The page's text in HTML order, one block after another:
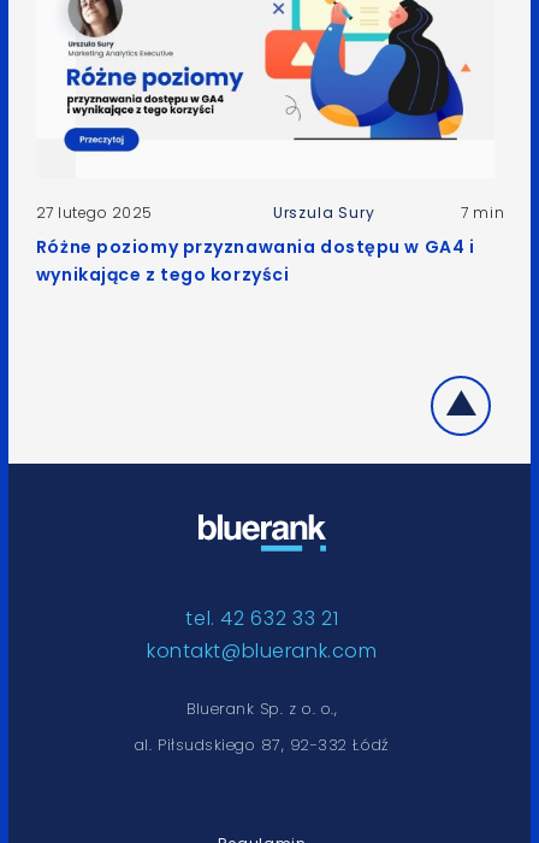
27 lutego 2025 Urszula Sury 7 min
Różne poziomy przyznawania dostępu w GA4 i
wynikające z tego korzyści
tel. 42 632 33 21
kontakt@bluerank.com
Bluerank Sp. z o. o.,
al. Piłsudskiego 87, 92-332 Łódź